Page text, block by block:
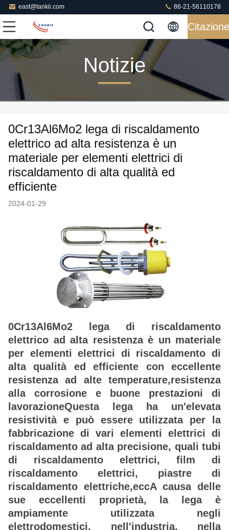
east@tankii.com 86-21-56110178
Citazione
Notizie
0Cr13Al6Mo2 lega di riscaldamento
elettrico ad alta resistenza è un
materiale per elementi elettrici di
riscaldamento di alta qualità ed
efficiente
2024-01-29
0Cr13Al6Mo2 lega di riscaldamento
elettrico ad alta resistenza è un materiale
per elementi elettrici di riscaldamento di
alta qualità ed efficiente con eccellente
resistenza ad alte temperature,resistenza
alla corrosione e buone prestazioni di
lavorazioneQuesta lega ha un'elevata
resistività e può essere utilizzata per la
fabbricazione di vari elementi elettrici di
riscaldamento ad alta precisione, quali tubi
di riscaldamento elettrici, film di
riscaldamento elettrici, piastre di
riscaldamento elettriche,eccA causa delle
sue eccellenti proprietà, la lega è
ampiamente utilizzata negli
elettrodomestici, nell'industria, nella